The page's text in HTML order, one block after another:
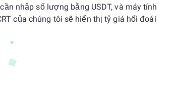
nhập số lượng bằng USDT, và máy tính
của chúng tôi sẽ hiển thị tỷ giá hối đoái